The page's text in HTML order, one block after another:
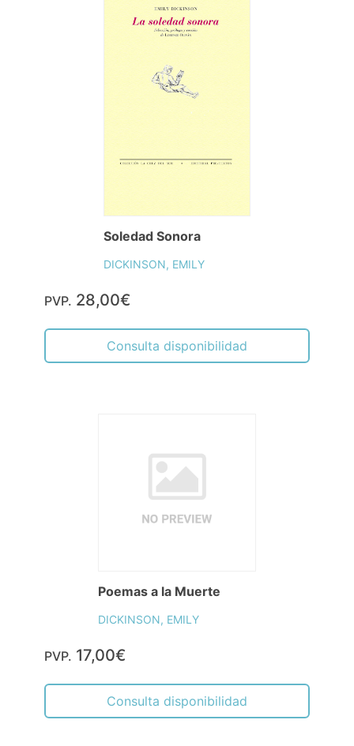
Soledad Sonora
DICKINSON, EMILY
PVP. 28,00€
Consulta disponibilidad
Poemas a la Muerte
DICKINSON, EMILY
PVP. 17,00€
Consulta disponibilidad